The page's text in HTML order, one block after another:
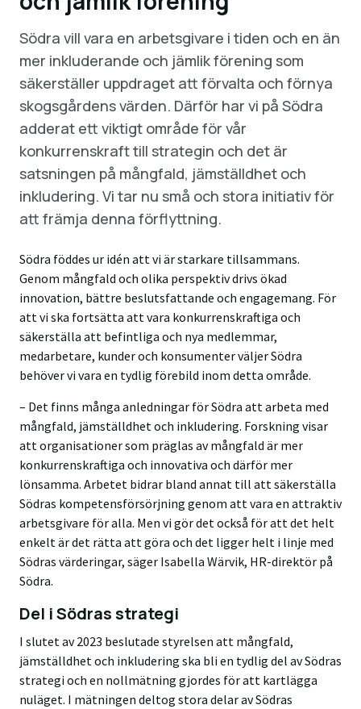
Södra vill vara en arbetsgivare i tiden och en än
mer inkluderande och jämlik förening som
säkerställer uppdraget att förvalta och förnya
skogsgårdens värden. Därför har vi på Södra
adderat ett viktigt område för vår
konkurrenskraft till strategin och det är
satsningen på mångfald, jämställdhet och
inkludering. Vi tar nu små och stora initiativ för
att främja denna förflyttning.
Södra föddes ur idén att vi är starkare tillsammans.
Genom mångfald och olika perspektiv drivs ökad
innovation, bättre beslutsfattande och engagemang. För
att vi ska fortsätta att vara konkurrenskraftiga och
säkerställa att befintliga och nya medlemmar,
medarbetare, kunder och konsumenter väljer Södra
behöver vi vara en tydlig förebild inom detta område.
– Det finns många anledningar för Södra att arbeta med
mångfald, jämställdhet och inkludering. Forskning visar
att organisationer som präglas av mångfald är mer
konkurrenskraftiga och innovativa och därför mer
lönsamma. Arbetet bidrar bland annat till att säkerställa
Södras kompetensförsörjning genom att vara en attraktiv
arbetsgivare för alla. Men vi gör det också för att det helt
enkelt är det rätta att göra och det ligger helt i linje med
Södras värderingar, säger Isabella Wärvik, HR-direktör på
Södra.
Del i Södras strategi
I slutet av 2023 beslutade styrelsen att mångfald,
jämställdhet och inkludering ska bli en tydlig del av Södras
strategi och en nollmätning gjordes för att kartlägga
nuläget. I mätningen deltog stora delar av Södras